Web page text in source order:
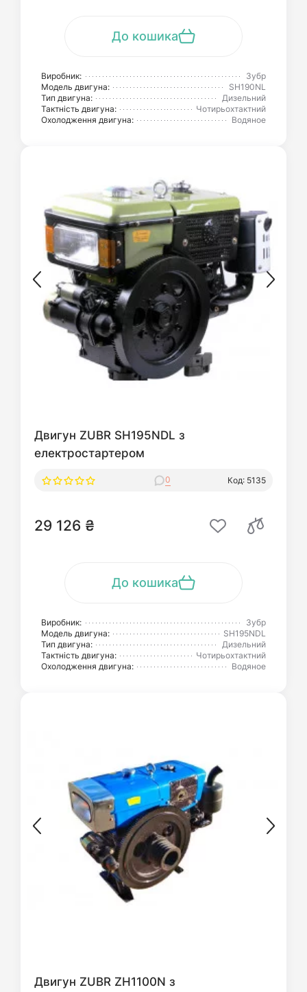
До кошика
Виробник:
Зубр
Модель двигуна:
SH190NL
Тип двигуна:
Дизельний
Тактність двигуна:
Чотирьохтактний
Охолодження двигуна:
Водяное
Двигун ZUBR SH195NDL з
електростартером
0 Код: 5135
29 126 ₴
До кошика
Виробник:
Зубр
Модель двигуна:
SH195NDL
Тип двигуна:
Дизельний
Тактність двигуна:
Чотирьохтактний
Охолодження двигуна:
Водяное
Двигун ZUBR ZH1100N з